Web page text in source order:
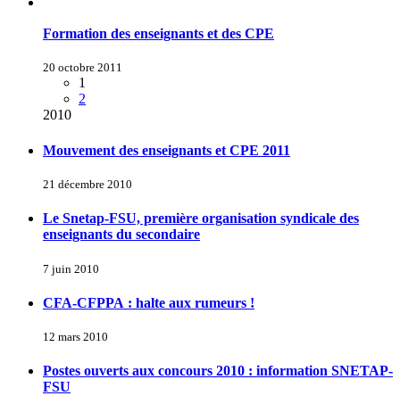
Formation des enseignants et des CPE
20 octobre 2011
1
2
2010
Mouvement des enseignants et CPE 2011
21 décembre 2010
Le Snetap-FSU, première organisation syndicale des
enseignants du secondaire
7 juin 2010
CFA-CFPPA : halte aux rumeurs !
12 mars 2010
Postes ouverts aux concours 2010 : information SNETAP-
FSU